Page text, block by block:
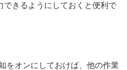
できるようにしておくと便利で
をオンにしておけば、他の作業